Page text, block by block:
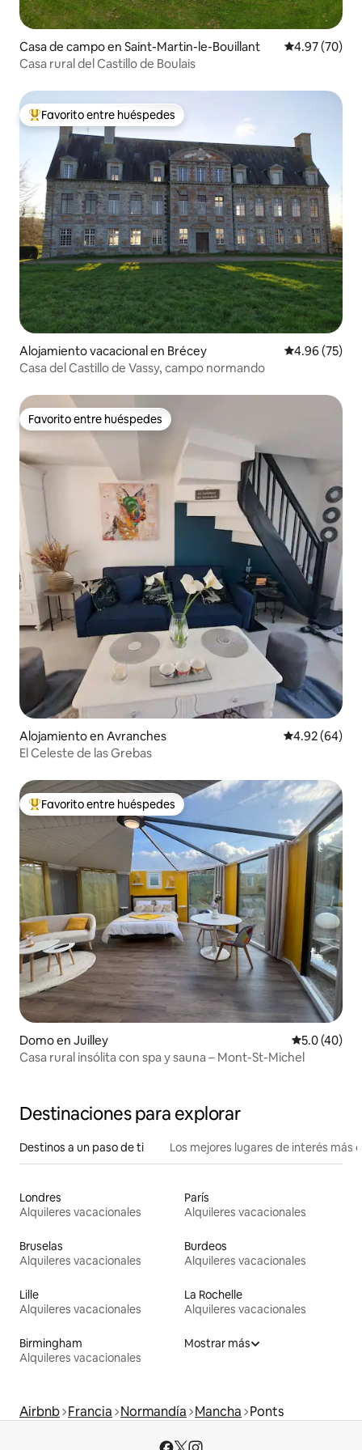
Casa de campo en Saint-Martin-le-Bouillant Calificación
4.97 (70)
Casa rural del Castillo de Boulais
Favorito entre huéspedes preferido
Favorito entre huéspedes
Alojamiento vacacional en Brécey Calificación
4.96 (75)
Casa del Castillo de Vassy, campo normando
Favorito entre huéspedes
Favorito entre huéspedes
Alojamiento en Avranches Calificación
4.92 (64)
El Celeste de las Grebas
Favorito entre huéspedes preferido
Favorito entre huéspedes
Domo en Juilley Calificación
5.0 (40)
Casa rural insólita con spa y sauna – Mont-St-Michel
Destinaciones para explorar
Destinos a un paso de ti Los mejores lugares de interés más
Londres
Alquileres vacacionales
París
Alquileres vacacionales
Bruselas
Alquileres vacacionales
Burdeos
Alquileres vacacionales
Lille
Alquileres vacacionales
La Rochelle
Alquileres vacacionales
Birmingham
Alquileres vacacionales
Mostrar más
Airbnb Francia Normandía Mancha Ponts